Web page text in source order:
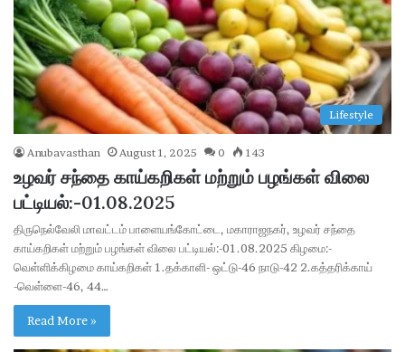
Lifestyle
Anubavasthan August 1, 2025 0 143
உழவர் சந்தை காய்கறிகள் மற்றும் பழங்கள் விலை
பட்டியல்:-01.08.2025
திருநெல்வேலி மாவட்டம் பாளையங்கோட்டை, மகாராஜநகர், உழவர் சந்தை
காய்கறிகள் மற்றும் பழங்கள் விலை பட்டியல்:-01.08.2025 கிழமை:-
வெள்ளிக்கிழமை காய்கறிகள் 1.தக்காளி- ஒட்டு-46 நாடு-42 2.கத்தரிக்காய்
-வெள்ளை-46, 44…
Read More »